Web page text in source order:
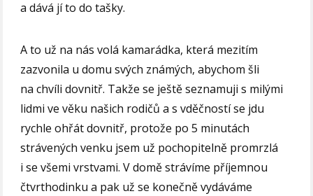
a dává jí to do tašky.
A to už na nás volá kamarádka, která mezitím
zazvonila u domu svých známých, abychom šli
na chvíli dovnitř. Takže se ještě seznamuji s milými
lidmi ve věku našich rodičů a s vděčností se jdu
rychle ohřát dovnitř, protože po 5 minutách
strávených venku jsem už pochopitelně promrzlá
i se všemi vrstvami. V domě strávíme příjemnou
čtvrthodinku a pak už se konečně vydáváme